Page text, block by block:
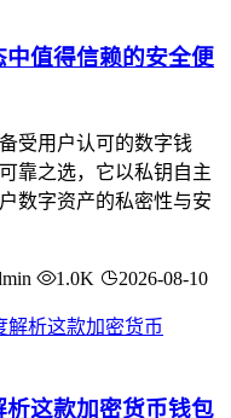
值得信赖的安全便
受用户认可的数字钱
靠之选，它以私钥自主
数字资产的私密性与安
1.0K 2026-08-10
这款加密货币钱包